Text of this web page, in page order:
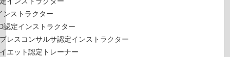
ンストラクター
認定インストラクター
レスコンサルサ認定インストラクター
エット認定トレーナー